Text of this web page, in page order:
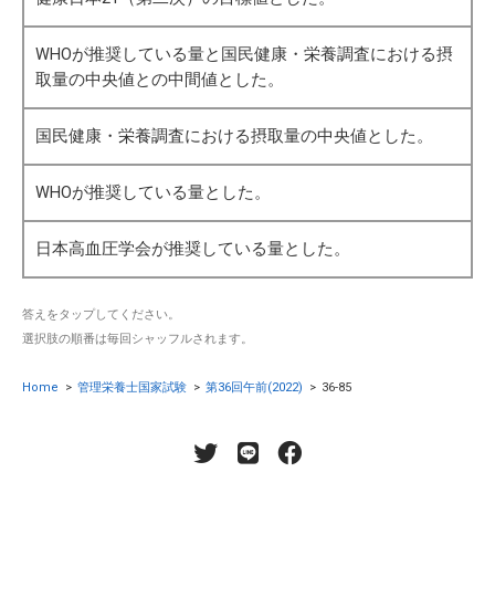
WHOが推奨している量と国民健康・栄養調査における摂
取量の中央値との中間値とした。
国民健康・栄養調査における摂取量の中央値とした。
WHOが推奨している量とした。
日本高血圧学会が推奨している量とした。
答えをタップしてください。
選択肢の順番は毎回シャッフルされます。
Home > 管理栄養士国家試験 > 第36回午前(2022) > 36-85